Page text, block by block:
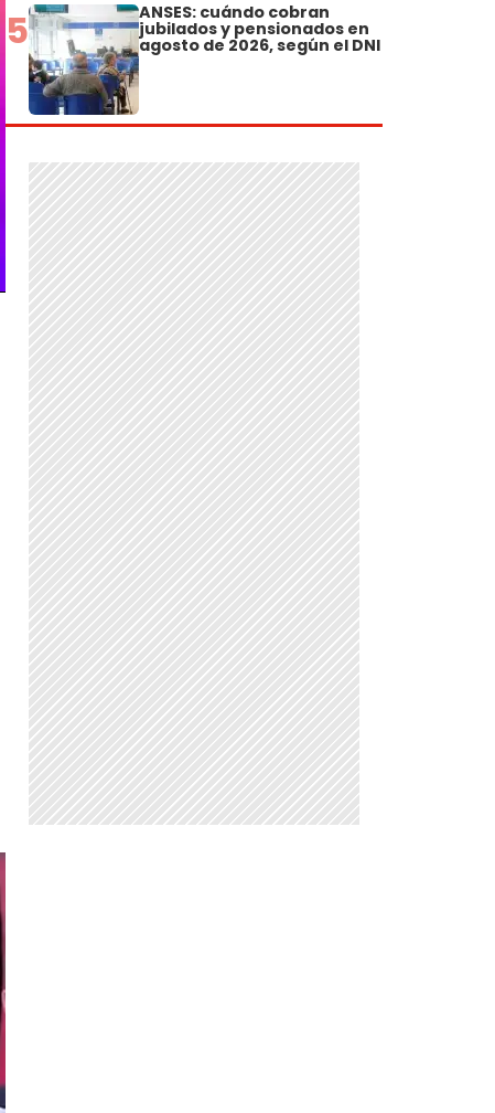
5 ANSES: cuándo cobran
jubilados y pensionados en
agosto de 2026, según el DNI